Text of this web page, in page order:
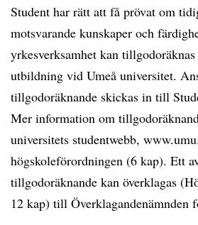
Student har rätt att få prövat om
motsvarande kunskaper och
yrkesverksamhet kan
utbildning vid Umeå universitet.
tillgodoräknande skickas in till
Mer information om
universitets studentwebb,
högskoleförordningen (6 kap). Ett
tillgodoräknande kan överklagas
12 kap) till Överklagandenämnden